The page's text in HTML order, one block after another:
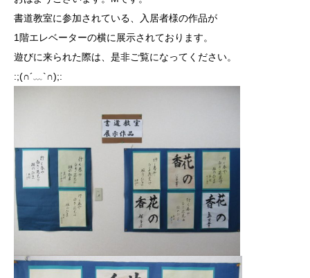
書道教室に参加されている、入居者様の作品が
1階エレベーターの横に展示されております。
遊びに来られた際は、是非ご覧になってください。
:;(∩´﹏`∩);: